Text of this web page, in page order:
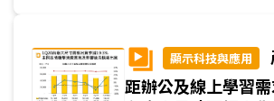
下的技術亦趨向成熟。TFT LCD陣營也積
辨識技術。
較令人意外的是，儘管有過去華映等台
面停工至至少5月初，台廠出貨重點─中低
能手機用a-Si TFT LCD需求因而恐續減，
4.4%、年減10.4%。
顯示科技與應用
距辦公及線上學習